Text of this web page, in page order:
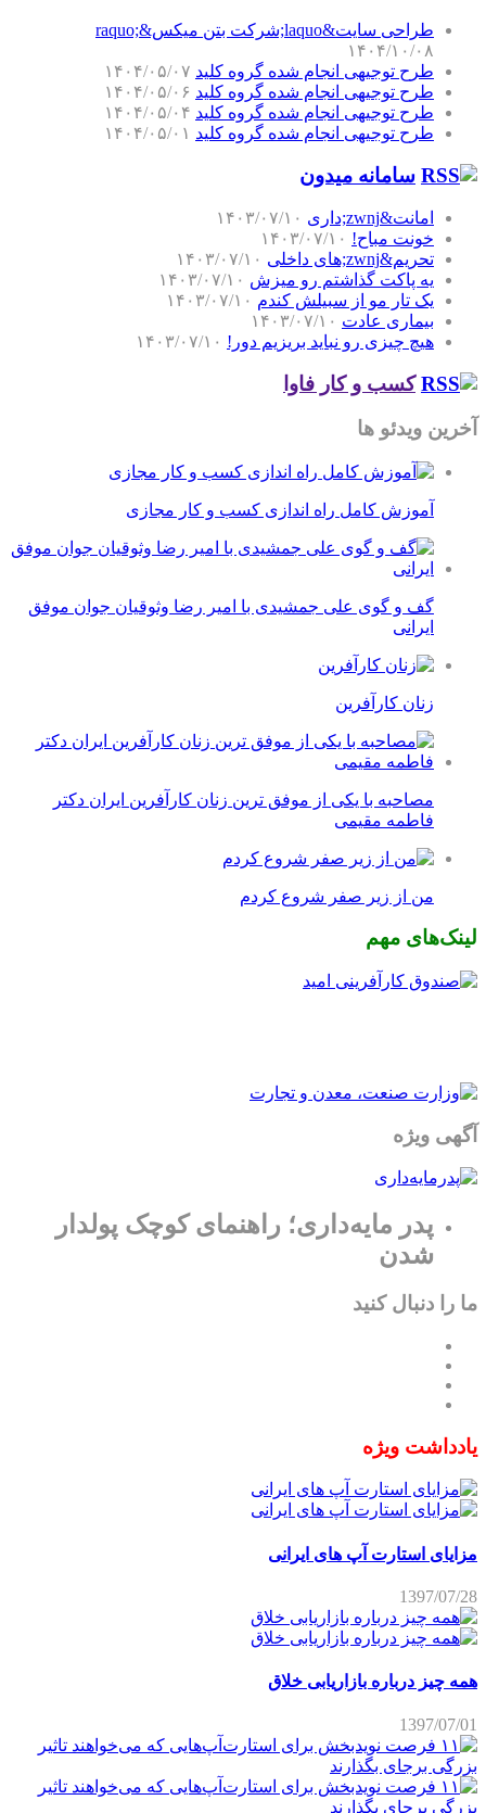
طراحی سایت&laquo;شرکت بتن میکس&raquo;
۱۴۰۴/۱۰/۰۸
طرح توجیهی انجام شده گروه کلید ۱۴۰۴/۰۵/۰۷
طرح توجیهی انجام شده گروه کلید ۱۴۰۴/۰۵/۰۶
طرح توجیهی انجام شده گروه کلید ۱۴۰۴/۰۵/۰۴
طرح توجیهی انجام شده گروه کلید ۱۴۰۴/۰۵/۰۱
سامانه میدون
امانت&zwnj;داری
۱۴۰۳/۰۷/۱۰
خونت مباح! ۱۴۰۳/۰۷/۱۰
تحریم&zwnj;های داخلی
۱۴۰۳/۰۷/۱۰
یه پاکت گذاشتم رو میزش ۱۴۰۳/۰۷/۱۰
یک تار مو از سبیلش کندم ۱۴۰۳/۰۷/۱۰
بیماری عادت ۱۴۰۳/۰۷/۱۰
هیچ چیزی رو نباید بریزیم دور! ۱۴۰۳/۰۷/۱۰
کسب و کار فاوا
آخرین ویدئو ها
آموزش کامل راه اندازی کسب و کار مجازی
گف و گوی علی جمشیدی با امیر رضا وثوقیان جوان موفق
ایرانی
زنان کارآفرین
مصاحبه با یکی از موفق ترین زنان کارآفرین ایران دکتر
فاطمه مقیمی
من از زیر صفر شروع کردم
لینک‌های مهم
آگهی ویژه
پدر مایه‌داری؛ راهنمای کوچک پولدار
شدن
ما را دنبال کنید
یادداشت ویژه
مزایای استارت آپ های ایرانی
1397/07/28
همه چیز درباره بازاریابی خلاق
1397/07/01